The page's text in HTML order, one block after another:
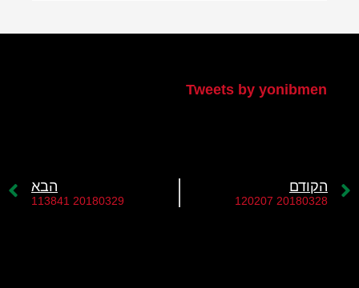
Tweets by yonibmen
הקודם
20180328 120207
הבא
20180329 113841